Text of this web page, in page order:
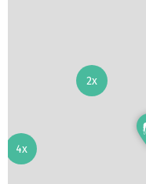
4x
2x